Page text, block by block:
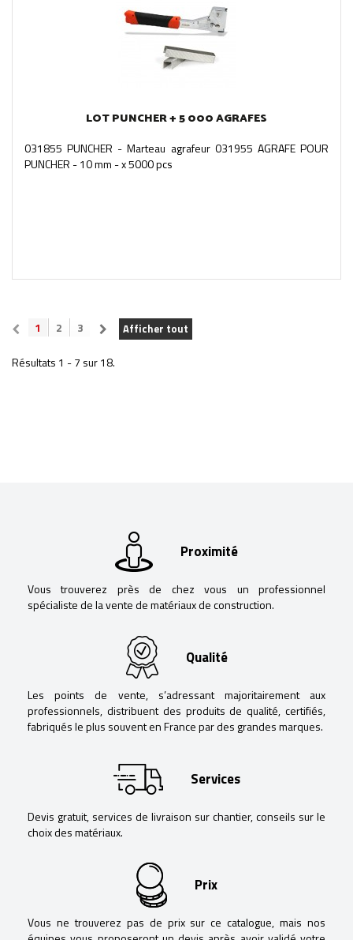
LOT PUNCHER + 5 000 AGRAFES
031855 PUNCHER - Marteau agrafeur 031955 AGRAFE POUR
PUNCHER - 10 mm - x 5000 pcs
Afficher tout
1 2 3
Résultats 1 - 7 sur 18.
Proximité
Vous trouverez près de chez vous un professionnel
spécialiste de la vente de matériaux de construction.
Qualité
Les points de vente, s’adressant majoritairement aux
professionnels, distribuent des produits de qualité, certifiés,
fabriqués le plus souvent en France par des grandes marques.
Services
Devis gratuit, services de livraison sur chantier, conseils sur le
choix des matériaux.
Prix
Vous ne trouverez pas de prix sur ce catalogue, mais nos